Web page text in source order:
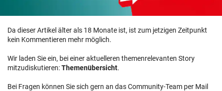
Da dieser Artikel älter als 18 Monate ist, ist zum jetzigen Zeitpunkt
kein Kommentieren mehr möglich.
Wir laden Sie ein, bei einer aktuelleren themenrelevanten Story
mitzudiskutieren:Themenübersicht.
Bei Fragen können Sie sich gern an das Community-Team per Mail